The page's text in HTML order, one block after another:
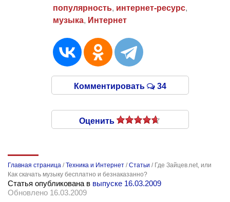
популярность, интернет-ресурс,
музыка, Интернет
Комментировать 34
Оценить
Главная страница /Техника и Интернет /Статьи / Где Зайцев.net, или
Как скачать музыку бесплатно и безнаказанно?
Статья опубликована в выпуске 16.03.2009
Обновлено 16.03.2009